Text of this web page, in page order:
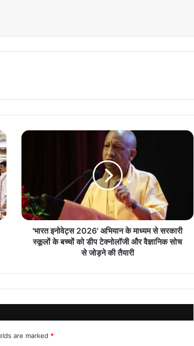
'भारत इनोवेट्स 2026' अभियान के माध्यम से सरकारी
स्कूलों के बच्चों को डीप टेक्नोलॉजी और वैज्ञानिक सोच
से जोड़ने की तैयारी
are marked *